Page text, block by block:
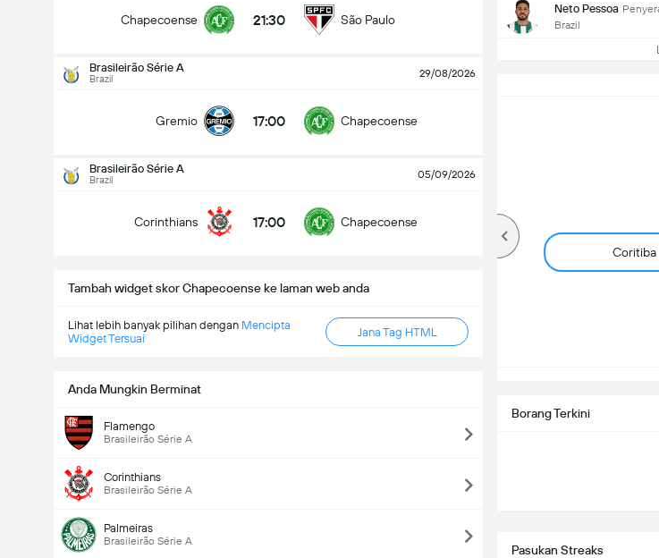
Chapecoense 21:30 São Paulo
Brasileirão Série A
Brazil 29/08/2026
Gremio 17:00 Chapecoense
Brasileirão Série A
Brazil 05/09/2026
Corinthians 17:00 Chapecoense
Tambah widget skor Chapecoense ke laman web anda
Lihat lebih banyak pilihan dengan Mencipta
Widget Tersuai
Jana Tag HTML
Anda Mungkin Berminat
Flamengo
Brasileirão Série A
Corinthians
Brasileirão Série A
Palmeiras
Brasileirão Série A
Neto Pessoa
Brazil
Coritiba
14:00 Bahia
Jumlah gol dalam perlawanan (2.5)
Borang Terkini
Pasukan Streaks